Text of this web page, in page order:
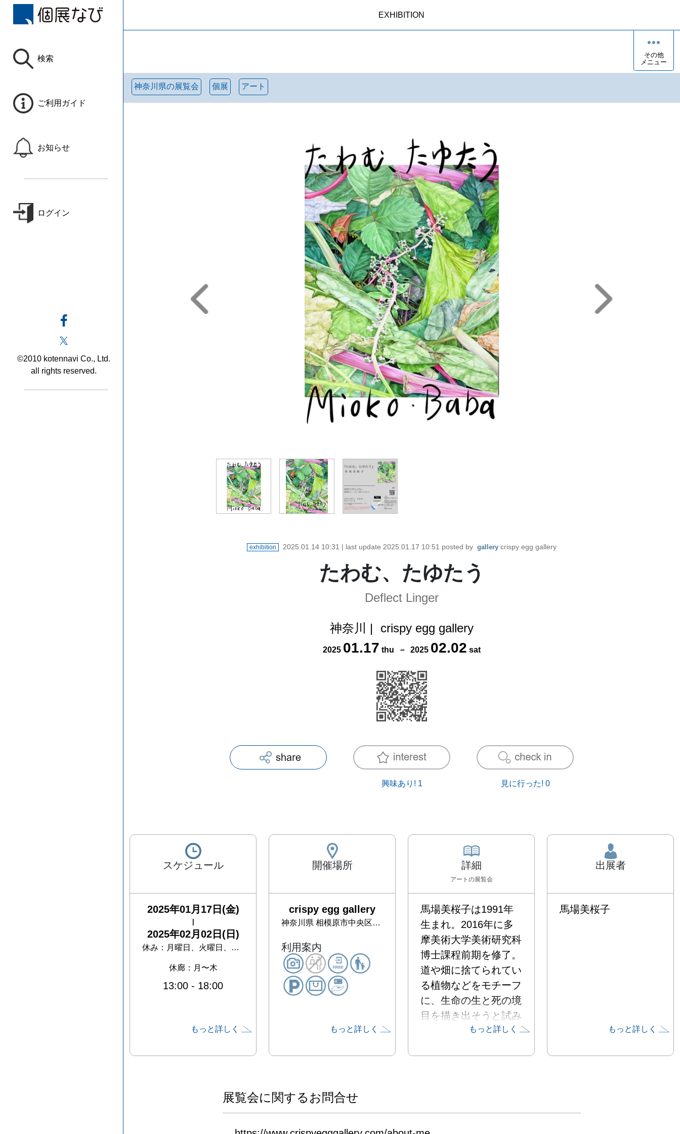
検索
ご利用ガイド
お知らせ
ログイン
©2010 kotennavi Co., Ltd.
all rights reserved.
EXHIBITION
その他
メニュー
神奈川県の展覧会 個展 アート
exhibition 2025.01.14 10:31 | last update 2025.01.17 10:51 posted by gallery crispy egg gallery
たわむ、たゆたう
Deflect Linger
神奈川 | crispy egg gallery
2025 01.17 thu － 2025 02.02 sat
興味あり! 1 見に行った! 0
スケジュール
2025年01月17日(金)
2025年02月02日(日)
休み： 月曜日、火曜日、水曜日、木曜日
休廊：月〜木
13:00 - 18:00
もっと詳しく
開催場所
crispy egg gallery
神奈川県 相模原市中央区淵野辺本町１-３６-３２
利用案内
もっと詳しく
詳細
アート の展覧会
馬場美桜子は1991年
生まれ。2016年に多
摩美術大学美術研究科
博士課程前期を修了。
道や畑に捨てられてい
る植物などをモチーフ
に、生命の生と死の境
目を描き出そうと試み
ている。主な受賞は
もっと詳しく
出展者
馬場美桜子
もっと詳しく
展覧会に関するお問合せ